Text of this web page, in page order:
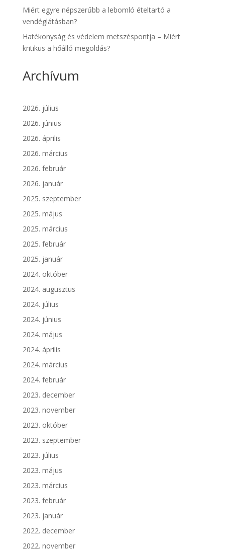
Miért egyre népszerűbb a lebomló ételtartó a
vendéglátásban?
Hatékonyság és védelem metszéspontja – Miért
kritikus a hőálló megoldás?
Archívum
2026. július
2026. június
2026. április
2026. március
2026. február
2026. január
2025. szeptember
2025. május
2025. március
2025. február
2025. január
2024. október
2024. augusztus
2024. július
2024. június
2024. május
2024. április
2024. március
2024. február
2023. december
2023. november
2023. október
2023. szeptember
2023. július
2023. május
2023. március
2023. február
2023. január
2022. december
2022. november